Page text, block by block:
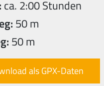
ca. 2:00 Stunden
50 m
50 m
als GPX-Daten